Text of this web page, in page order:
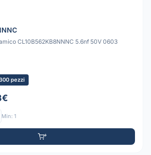
CL10B562KB8NNNC 5.6nf 50V 0603
pezzi
Min: 1